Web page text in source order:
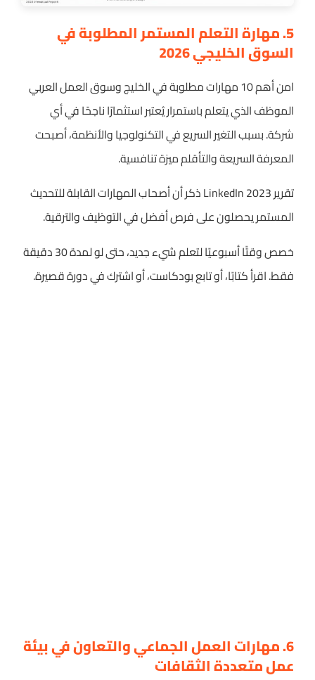
5. مهارة التعلم المستمر المطلوبة في
السوق الخليجي 2026
امن أهم 10 مهارات مطلوبة في الخليج وسوق العمل العربي
الموظف الذي يتعلم باستمرار يُعتبر استثمارًا ناجحًا في أي
شركة. بسبب التغير السريع في التكنولوجيا والأنظمة، أصبحت
المعرفة السريعة والتأقلم ميزة تنافسية.
تقرير LinkedIn 2023 ذكر أن أصحاب المهارات القابلة للتحديث
المستمر يحصلون على فرص أفضل في التوظيف والترقية.
خصص وقتًا أسبوعيًا لتعلم شيء جديد، حتى لو لمدة 30 دقيقة
فقط. اقرأ كتابًا، أو تابع بودكاست، أو اشترك في دورة قصيرة.
6. مهارات العمل الجماعي والتعاون في بيئة
عمل متعددة الثقافات